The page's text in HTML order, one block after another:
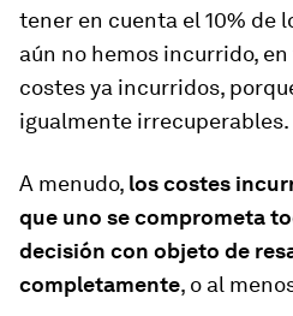
tener en cuenta el 10% de
aún no hemos incurrido,
costes ya incurridos,
igualmente irrecuperables.
A menudo, los costes
que uno se comprometa
decisión con objeto de
completamente, o al